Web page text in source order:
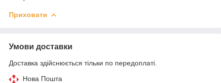
Приховати
Умови доставки
Доставка здійснюється тільки по передоплаті.
Нова Пошта